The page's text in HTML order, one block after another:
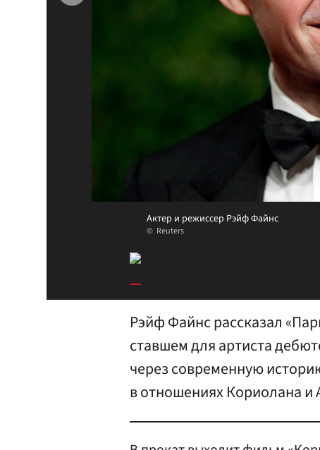
Актер и режиссер Рэйф Файнс
Reuters
Рэйф Файнс рассказал
ставшем для артиста
через современную
в отношениях Кориолана и